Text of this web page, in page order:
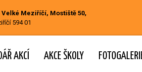
Meziříčí, Mostiště 50,
594 01
AKCÍ AKCE ŠKOLY